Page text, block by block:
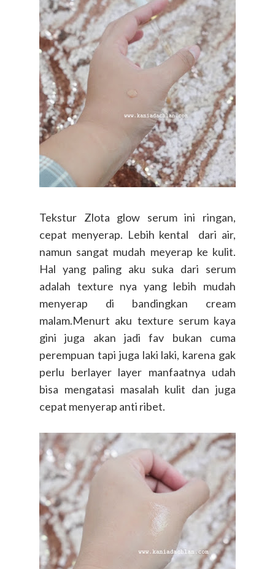
Tekstur Zlota glow serum ini ringan,
cepat menyerap. Lebih kental dari air,
namun sangat mudah meyerap ke kulit.
Hal yang paling aku suka dari serum
adalah texture nya yang lebih mudah
menyerap di bandingkan cream
malam.Menurt aku texture serum kaya
gini juga akan jadi fav bukan cuma
perempuan tapi juga laki laki, karena gak
perlu berlayer layer manfaatnya udah
bisa mengatasi masalah kulit dan juga
cepat menyerap anti ribet.